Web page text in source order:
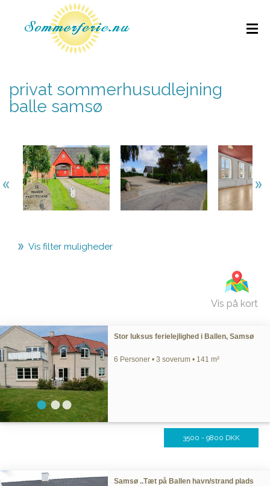
privat sommerhusudlejning
balle samsø
Vis filter muligheder
Vis på kort
Stor luksus ferielejlighed i Ballen, Samsø
6 Personer • 3 soverum • 141 m²
3500 - 9800 DKK
Samsø ..Tæt på Ballen havn/strand plads